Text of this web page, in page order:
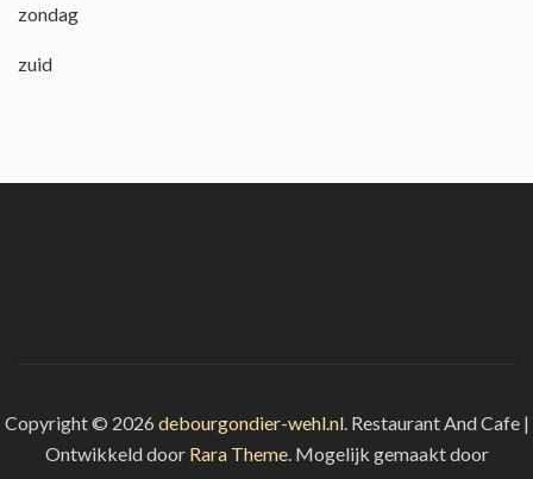
zondag
zuid
Copyright © 2026 debourgondier-wehl.nl. Restaurant And Cafe |
Ontwikkeld door Rara Theme. Mogelijk gemaakt door